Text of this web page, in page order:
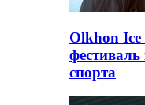
Olkhon
спорта